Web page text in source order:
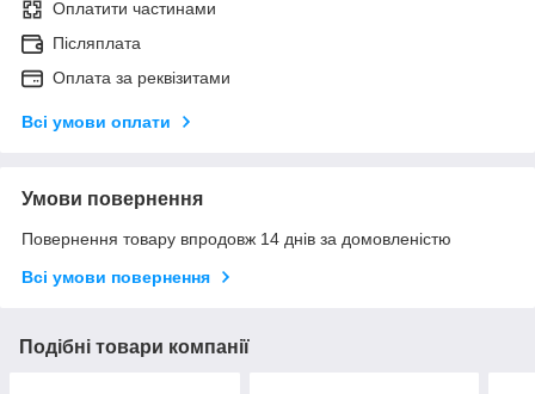
Оплатити частинами
Післяплата
Оплата за реквізитами
Всі умови оплати
Умови повернення
Повернення товару впродовж 14 днів за домовленістю
Всі умови повернення
Подібні товари компанії